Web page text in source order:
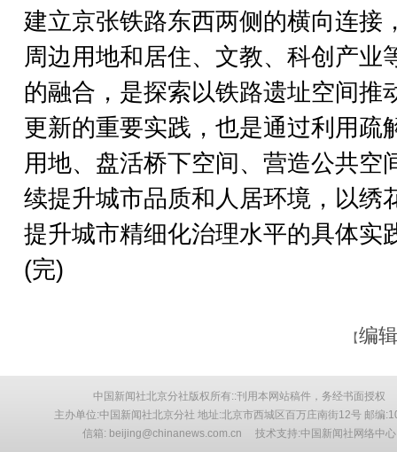
建立京张铁路东西两侧的横向连接
周边用地和居住、文教、科创产业
的融合，是探索以铁路遗址空间推
更新的重要实践，也是通过利用疏
用地、盘活桥下空间、营造公共空
续提升城市品质和人居环境，以绣
提升城市精细化治理水平的具体实
(完)
【编
中国新闻社北京分社版权所有::刊用本网站稿件，务经书面授权
主办单位:中国新闻社北京分社 地址:北京市西城区百万庄南街12号 邮编
信箱: beijing@chinanews.com.cn 技术支持:中国新闻社网络中心